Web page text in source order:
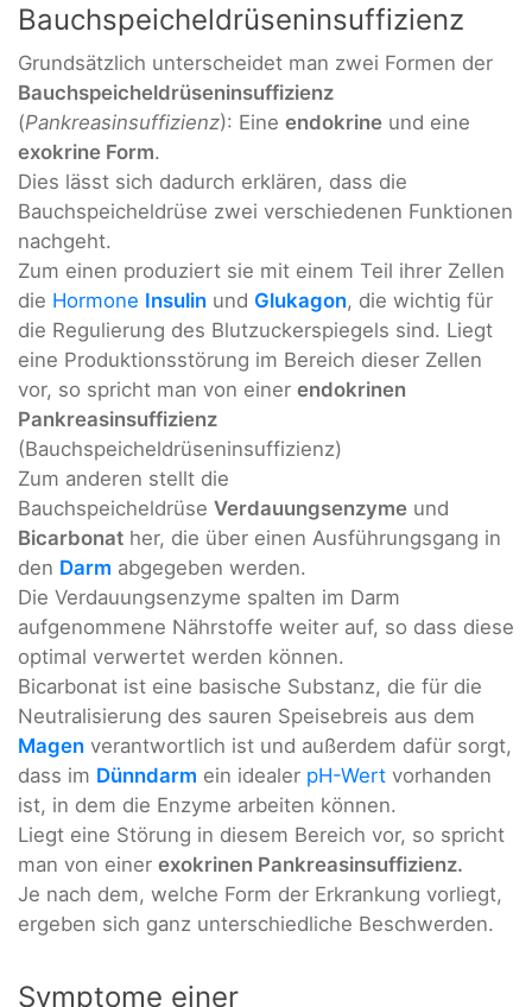
Bauchspeicheldrüseninsuffizienz
Grundsätzlich unterscheidet man zwei Formen der
Bauchspeicheldrüseninsuffizienz
(Pankreasinsuffizienz): Eine endokrine und eine
exokrine Form.
Dies lässt sich dadurch erklären, dass die
Bauchspeicheldrüse zwei verschiedenen Funktionen
nachgeht.
Zum einen produziert sie mit einem Teil ihrer Zellen
die Hormone Insulin und Glukagon, die wichtig für
die Regulierung des Blutzuckerspiegels sind. Liegt
eine Produktionsstörung im Bereich dieser Zellen
vor, so spricht man von einer endokrinen
Pankreasinsuffizienz
(Bauchspeicheldrüseninsuffizienz)
Zum anderen stellt die
Bauchspeicheldrüse Verdauungsenzyme und
Bicarbonat her, die über einen Ausführungsgang in
den Darm abgegeben werden.
Die Verdauungsenzyme spalten im Darm
aufgenommene Nährstoffe weiter auf, so dass diese
optimal verwertet werden können.
Bicarbonat ist eine basische Substanz, die für die
Neutralisierung des sauren Speisebreis aus dem
Magen verantwortlich ist und außerdem dafür sorgt,
dass im Dünndarm ein idealer pH-Wert vorhanden
ist, in dem die Enzyme arbeiten können.
Liegt eine Störung in diesem Bereich vor, so spricht
man von einer exokrinen Pankreasinsuffizienz.
Je nach dem, welche Form der Erkrankung vorliegt,
ergeben sich ganz unterschiedliche Beschwerden.
Symptome einer